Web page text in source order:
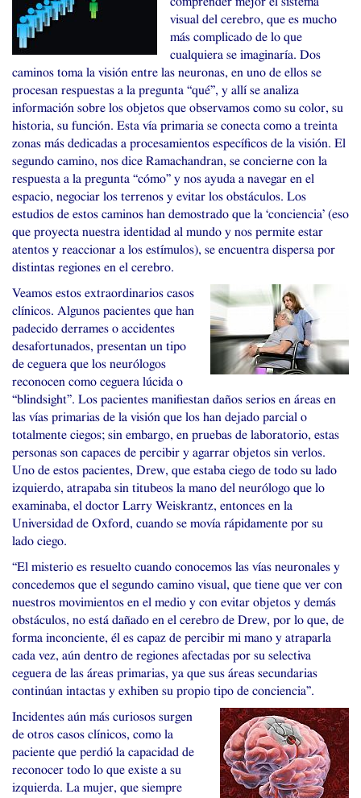
visual del cerebro, que es mucho
más complicado de lo que
cualquiera se imaginaría. Dos
caminos toma la visión entre las neuronas, en uno de ellos se
procesan respuestas a la pregunta “qué”, y allí se analiza
información sobre los objetos que observamos como su color, su
historia, su función. Esta vía primaria se conecta como a treinta
zonas más dedicadas a procesamientos específicos de la visión. El
segundo camino, nos dice Ramachandran, se concierne con la
respuesta a la pregunta “cómo” y nos ayuda a navegar en el
espacio, negociar los terrenos y evitar los obstáculos. Los
estudios de estos caminos han demostrado que la ‘conciencia’ (eso
que proyecta nuestra identidad al mundo y nos permite estar
atentos y reaccionar a los estímulos), se encuentra dispersa por
distintas regiones en el cerebro.
Veamos estos extraordinarios casos
clínicos. Algunos pacientes que han
padecido derrames o accidentes
desafortunados, presentan un tipo
de ceguera que los neurólogos
reconocen como ceguera lúcida o
“blindsight”. Los pacientes manifiestan daños serios en áreas en
las vías primarias de la visión que los han dejado parcial o
totalmente ciegos; sin embargo, en pruebas de laboratorio, estas
personas son capaces de percibir y agarrar objetos sin verlos.
Uno de estos pacientes, Drew, que estaba ciego de todo su lado
izquierdo, atrapaba sin titubeos la mano del neurólogo que lo
examinaba, el doctor Larry Weiskrantz, entonces en la
Universidad de Oxford, cuando se movía rápidamente por su
lado ciego.
“El misterio es resuelto cuando conocemos las vías neuronales y
concedemos que el segundo camino visual, que tiene que ver con
nuestros movimientos en el medio y con evitar objetos y demás
obstáculos, no está dañado en el cerebro de Drew, por lo que, de
forma inconciente, él es capaz de percibir mi mano y atraparla
cada vez, aún dentro de regiones afectadas por su selectiva
ceguera de las áreas primarias, ya que sus áreas secundarias
continúan intactas y exhiben su propio tipo de conciencia”.
Incidentes aún más curiosos surgen
de otros casos clínicos, como la
paciente que perdió la capacidad de
reconocer todo lo que existe a su
izquierda. La mujer, que siempre